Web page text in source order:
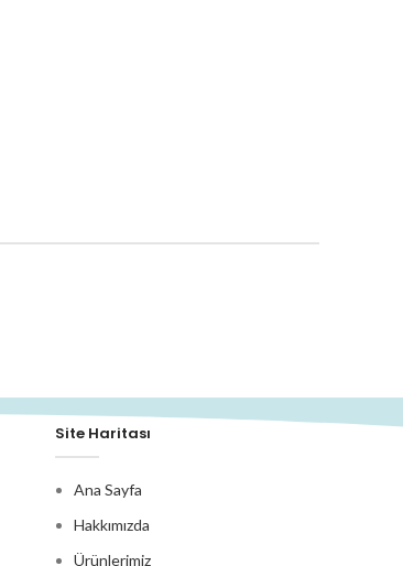
Site Haritası
Ana Sayfa
Hakkımızda
Ürünlerimiz